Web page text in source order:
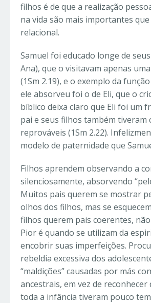
filhos é de que a realização
na vida são mais importantes
relacional.
Samuel foi educado longe de
Ana), que o visitavam apenas
(1Sm 2.19), e o exemplo da
ele absorveu foi o de Eli, que o
bíblico deixa claro que Eli foi um
pai e seus filhos também tiveram
reprováveis (1Sm 2.22).
modelo de paternidade que
Filhos aprendem observando a
silenciosamente, absorvendo
Muitos pais querem se mostrar
olhos dos filhos, mas se
filhos querem pais coerentes,
Pior é quando se utilizam da
encobrir suas imperfeições.
rebeldia excessiva dos
“maldições” causadas por más
ancestrais, em vez de
toda a infância tiveram pouco